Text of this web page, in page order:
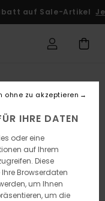
auf Sale-Artikel
IHRE DATEN
oder eine
auf Ihrem
Diese
Browserdaten
um Ihnen
um die
ohne zu akzeptieren